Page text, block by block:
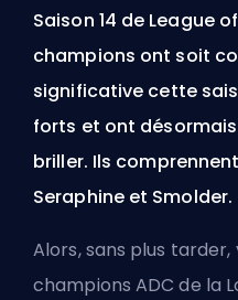
Saison 14 de League
champions ont soit
significative cette
forts et ont
briller. Ils
Seraphine et Smolder.
Alors, sans plus tarder,
champions ADC de la